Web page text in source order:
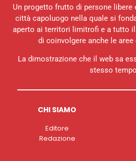
Un progetto frutto di persone libere
città capoluogo nella quale si
aperto ai territori limitrofi e a tutto
di coinvolgere anche le
La dimostrazione che il web sa
stesso
CHI SIAMO
Editore
Redazione